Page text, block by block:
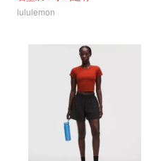
lululemon